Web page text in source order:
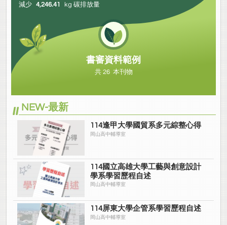
減少 4,246.41 kg 碳排放量
書審資料範例
共 26 本刊物
NEW-最新
114逢甲大學國貿系多元綜整心得
岡山高中輔導室
114國立高雄大學工藝與創意設計
學系學習歷程自述
岡山高中輔導室
114屏東大學企管系學習歷程自述
岡山高中輔導室